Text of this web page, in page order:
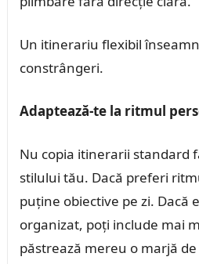
Un itinerariu flexibil
constrângeri.
Adaptează-te la ritmul
Nu copia itinerarii standard
stilului tău. Dacă preferi
puține obiective pe zi. Dacă
organizat, poți include mai
păstrează mereu o marjă